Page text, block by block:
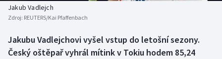
Biatlon
Boby a skeleton
Aplikace ČT sport
AZ kvíz
Jakub Vadlejch
Zdroj: REUTERS/Kai Pfaffenbach
Jakubu Vadlejchovi vyšel vstup do letošní sezony.
Český oštěpař vyhrál mítink v Tokiu hodem 85,24